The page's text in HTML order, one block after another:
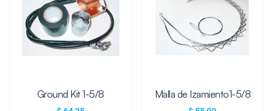
Ground Kit 1-5/8 Malla de Izamiento1-5/8